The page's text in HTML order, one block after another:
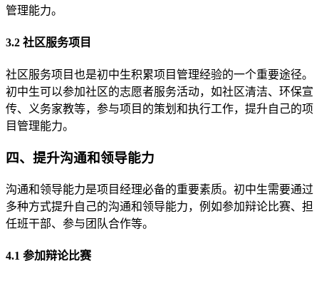
管理能力。
3.2 社区服务项目
社区服务项目也是初中生积累项目管理经验的一个重要途径。
初中生可以参加社区的志愿者服务活动，如社区清洁、环保宣
传、义务家教等，参与项目的策划和执行工作，提升自己的项
目管理能力。
四、提升沟通和领导能力
沟通和领导能力是项目经理必备的重要素质。初中生需要通过
多种方式提升自己的沟通和领导能力，例如参加辩论比赛、担
任班干部、参与团队合作等。
4.1 参加辩论比赛